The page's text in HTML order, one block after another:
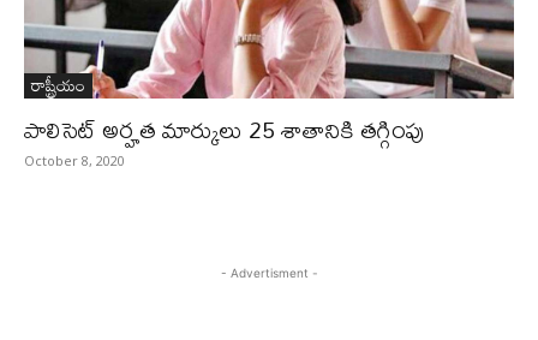
రాష్ట్రీయం
పాలిసెట్‌ అర్హత మార్కులు 25 శాతానికి తగ్గింపు
October 8, 2020
- Advertisment -